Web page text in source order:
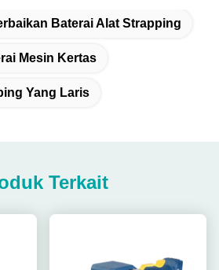
Baterai Alat Strapping
Mesin Kertas
Yang Laris
Terkait